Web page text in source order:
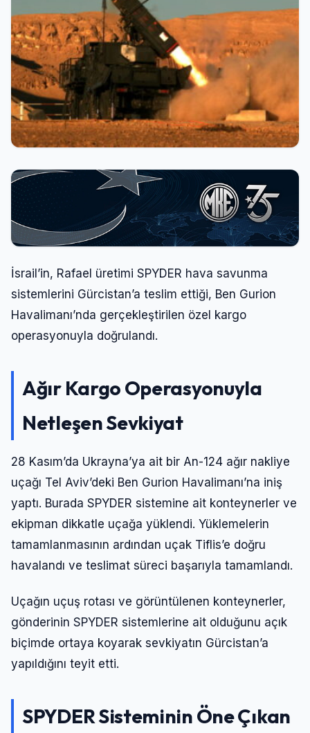
İsrail’in, Rafael üretimi SPYDER hava savunma
sistemlerini Gürcistan’a teslim ettiği, Ben Gurion
Havalimanı’nda gerçekleştirilen özel kargo
operasyonuyla doğrulandı.
Ağır Kargo Operasyonuyla
Netleşen Sevkiyat
28 Kasım’da Ukrayna’ya ait bir An-124 ağır nakliye
uçağı Tel Aviv’deki Ben Gurion Havalimanı’na iniş
yaptı. Burada SPYDER sistemine ait konteynerler ve
ekipman dikkatle uçağa yüklendi. Yüklemelerin
tamamlanmasının ardından uçak Tiflis’e doğru
havalandı ve teslimat süreci başarıyla tamamlandı.
Uçağın uçuş rotası ve görüntülenen konteynerler,
gönderinin SPYDER sistemlerine ait olduğunu açık
biçimde ortaya koyarak sevkiyatın Gürcistan’a
yapıldığını teyit etti.
SPYDER Sisteminin Öne Çıkan
Giriş Yap
Kullanıcı Adı veya E-posta
Beni Hatırla Şifremi Unuttum
Giriş Yap